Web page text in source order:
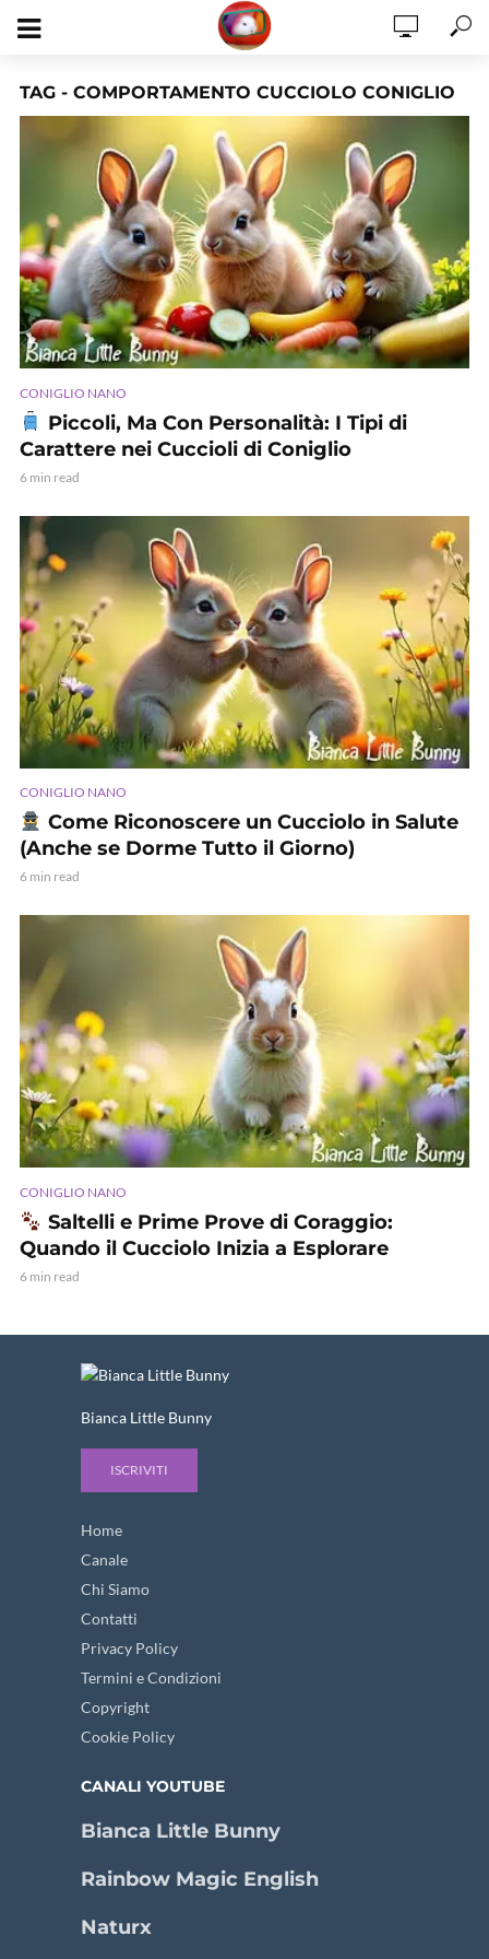
TAG - COMPORTAMENTO CUCCIOLO CONIGLIO
CONIGLIO NANO
Piccoli, Ma Con Personalità: I Tipi di
Carattere nei Cuccioli di Coniglio
6 min read
CONIGLIO NANO
Come Riconoscere un Cucciolo in Salute
(Anche se Dorme Tutto il Giorno)
6 min read
CONIGLIO NANO
Saltelli e Prime Prove di Coraggio:
Quando il Cucciolo Inizia a Esplorare
6 min read
Bianca Little Bunny
ISCRIVITI
Home
Canale
Chi Siamo
Contatti
Privacy Policy
Termini e Condizioni
Copyright
Cookie Policy
CANALI YOUTUBE
Bianca Little Bunny
Rainbow Magic English
Naturx